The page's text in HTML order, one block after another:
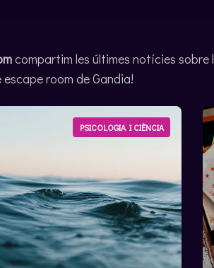
compartim les últimes notícies
room de Gandia!
PSICOLOGIA I CIÈNCIA